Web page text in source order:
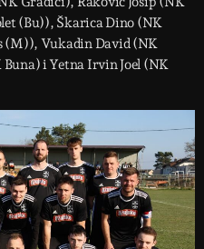
(Bu)), Škarica Dino (NK
(M)), Vukadin David (NK
i Yetna Irvin Joel (NK